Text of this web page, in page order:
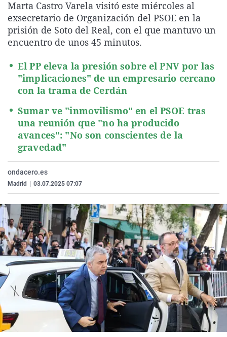
La rosa de los vientos
Gente viajera
Caso
Retornados
Operación Viuda
Extremadura
Galicia
Navarra
País Vasco
Virales
Televisión
Marta Castro Varela visitó este miércoles al
exsecretario de Organización del PSOE en la
prisión de Soto del Real, con el que mantuvo un
encuentro de unos 45 minutos.
El PP eleva la presión sobre el PNV por las
"implicaciones" de un empresario cercano
con la trama de Cerdán
Sumar ve "inmovilismo" en el PSOE tras
una reunión que "no ha producido
avances": "No son conscientes de la
gravedad"
ondacero.es
Madrid 03.07.2025 07:07